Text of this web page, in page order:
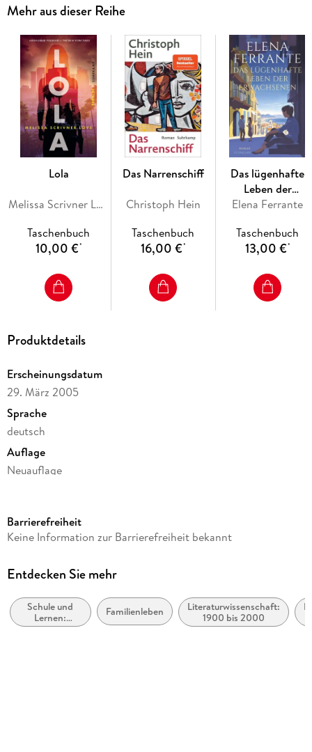
Mehr aus dieser Reihe
Lola
Melissa Scrivner Love
Taschenbuch
10,00 €*
Das Narrenschiff
Christoph Hein
Taschenbuch
16,00 €*
Das lügenhafte
Leben der
Erwachsenen
Elena Ferrante
Taschenbuch
13,00 €*
Produktdetails
Erscheinungsdatum
29. März 2005
Sprache
deutsch
Auflage
Neuauflage
Reihe
Autor/Autorin
Kommentar
Jürgen Krätzer
Barrierefreiheit
Keine Information zur Barrierefreiheit bekannt
Entdecken Sie mehr
Schule und
Lernen:
Erstsprache:
Familienleben
Literaturwissenschaft:
1900 bis 2000